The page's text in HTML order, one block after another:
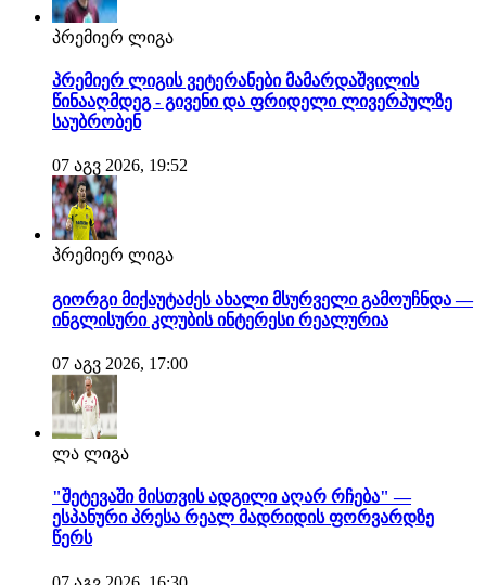
პრემიერ ლიგა
პრემიერ ლიგის ვეტერანები მამარდაშვილის
წინააღმდეგ - გივენი და ფრიდელი ლივერპულზე
საუბრობენ
07 აგვ 2026, 19:52
პრემიერ ლიგა
გიორგი მიქაუტაძეს ახალი მსურველი გამოუჩნდა —
ინგლისური კლუბის ინტერესი რეალურია
07 აგვ 2026, 17:00
ლა ლიგა
"შეტევაში მისთვის ადგილი აღარ რჩება" —
ესპანური პრესა რეალ მადრიდის ფორვარდზე
წერს